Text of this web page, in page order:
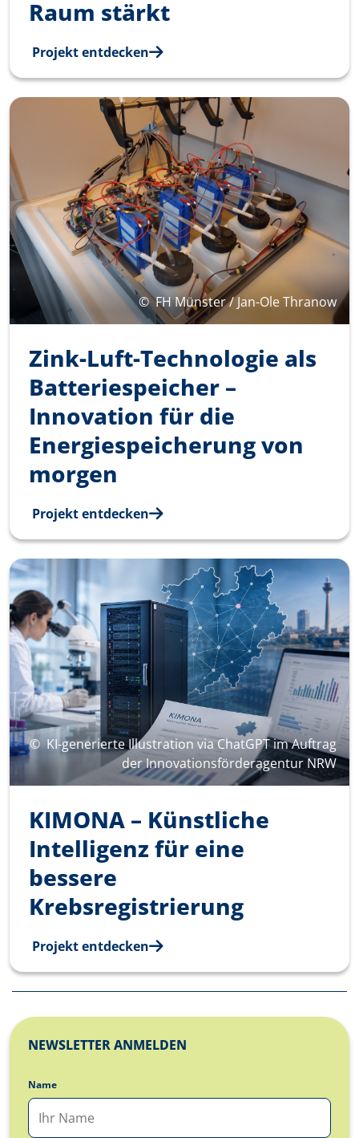
Raum stärkt
Projekt entdecken
© FH Münster / Jan-Ole Thranow
Zink-Luft-Technologie als
Batteriespeicher­ –
Innovation­ für die
Energiespeicher­ung von
morgen
Projekt entdecken
© KI-generierte Illustration via ChatGPT im Auftrag
der Innovationsförderagentur NRW
KIMONA – Künstliche
Intelligenz für eine
bessere
Krebsregistrierung
Projekt entdecken
NEWSLETTER ANMELDEN
Name